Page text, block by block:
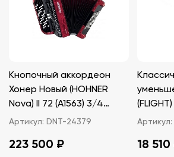
Кнопочный аккордеон
Хонер Новый (HOHNER
Nova) II 72 (A1563) 3/4
красный гриф B
Артикул: DNT-24379
223 500 ₽
Артикул:
18